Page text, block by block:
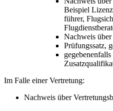
Beispiel
führer,
Nachweis über
Prüfungssatz,
Im Falle einer Vertretung:
Nachweis über